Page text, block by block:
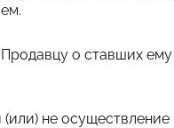
о ставших
не